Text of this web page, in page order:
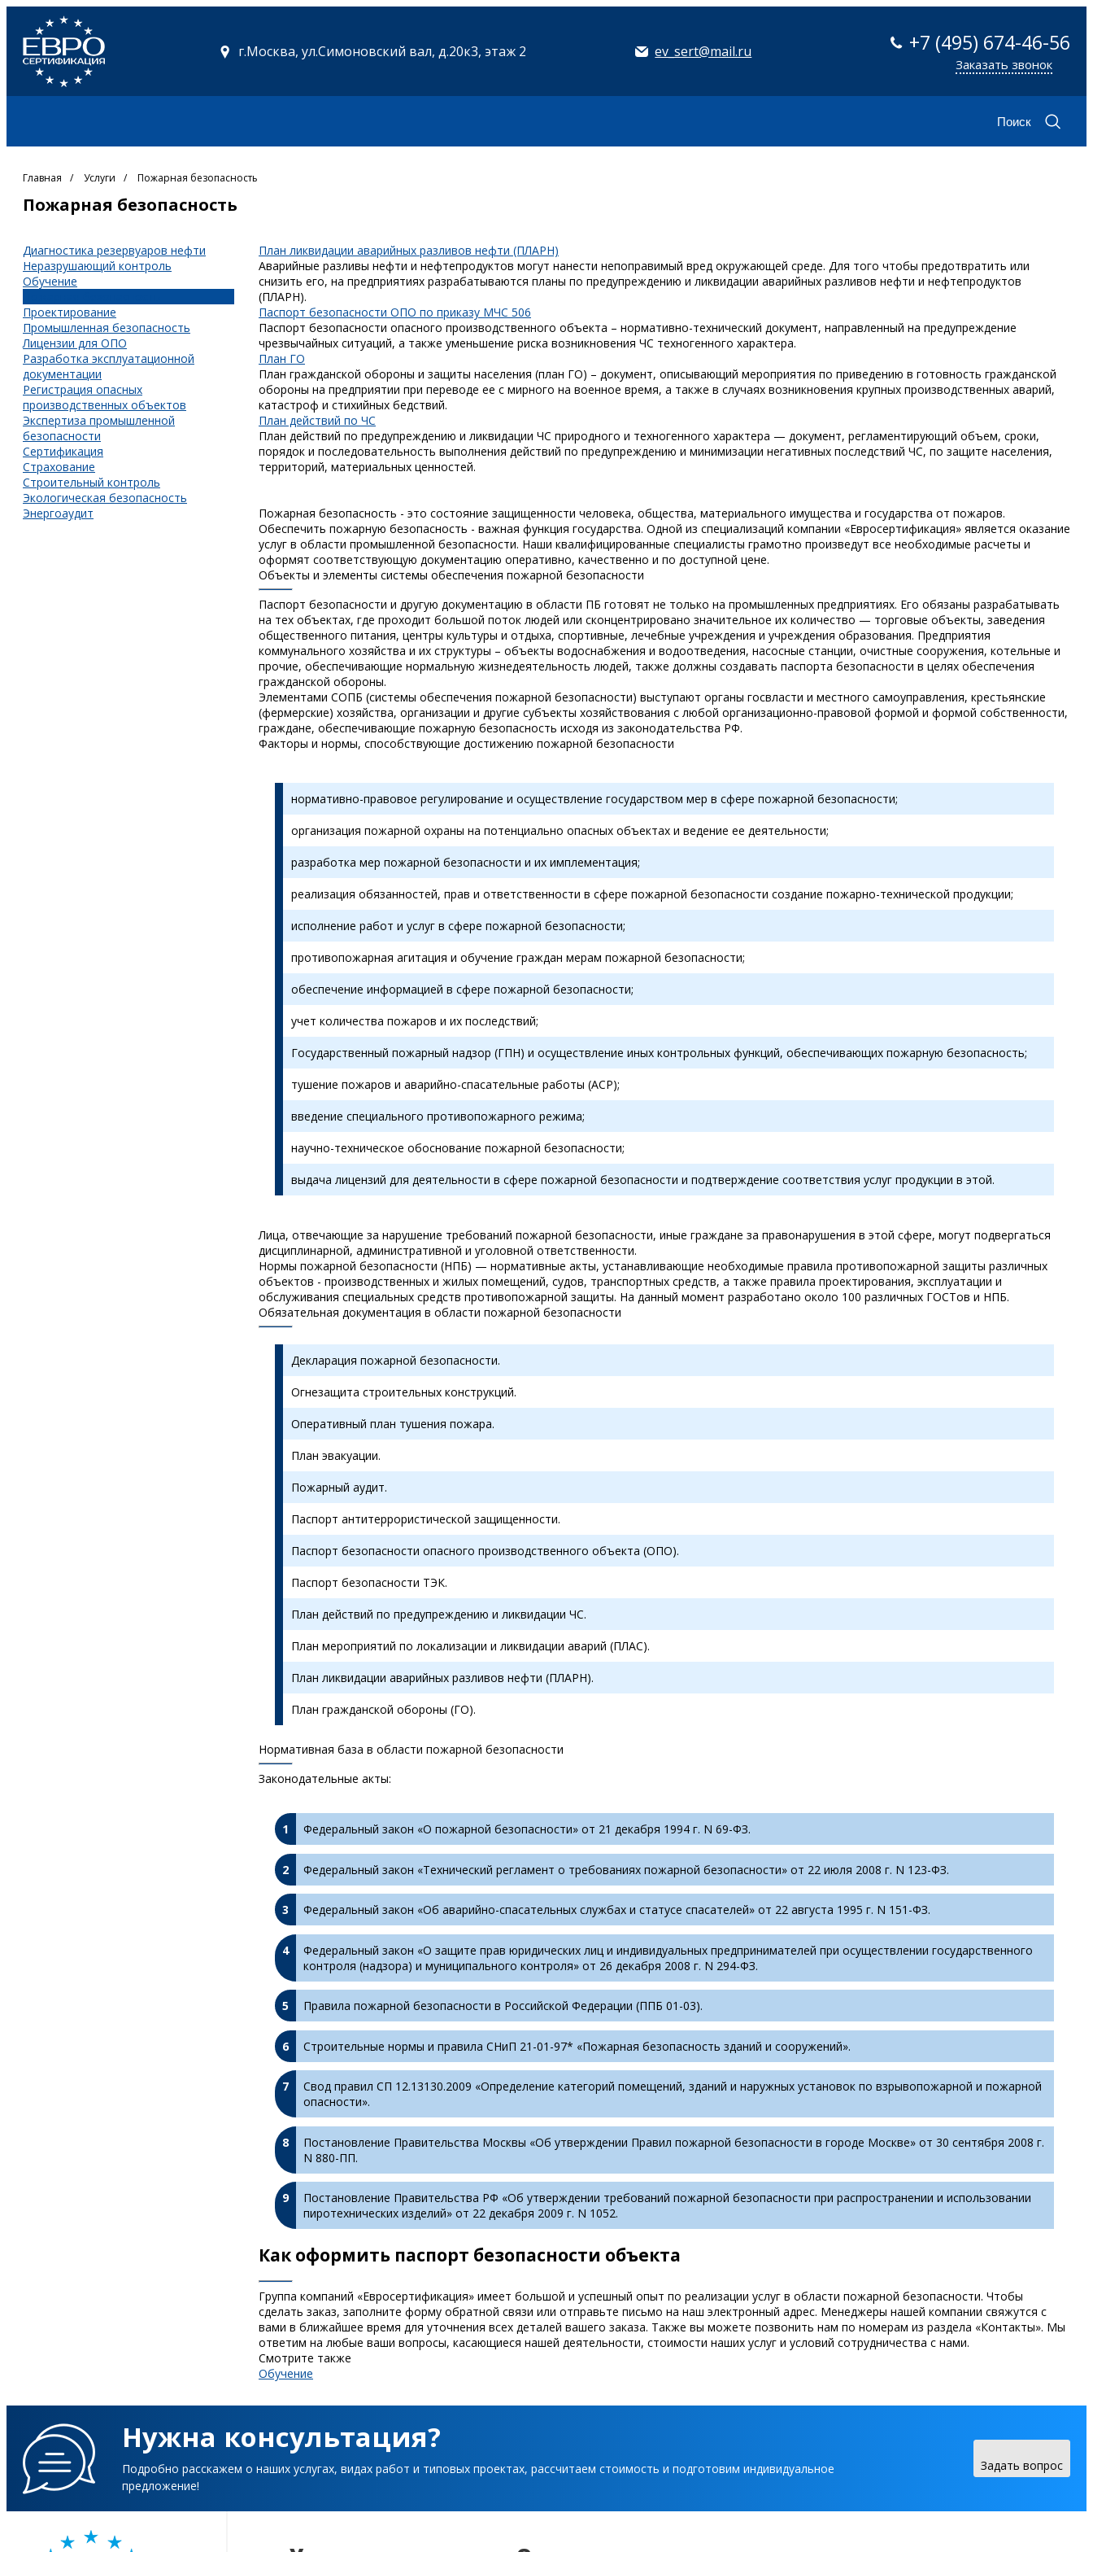
г.Москва, ул.Симоновский вал, д.20к3, этаж 2 ev_sert@mail.ru +7 (495) 674-46-56
Заказать звонок
Поиск
Главная / Услуги / Пожарная безопасность
Пожарная безопасность
Диагностика резервуаров нефти
Неразрушающий контроль
Обучение
Проектирование
Промышленная безопасность
Лицензии для ОПО
Разработка эксплуатационной
документации
Регистрация опасных
производственных объектов
Экспертиза промышленной
безопасности
Сертификация
Страхование
Строительный контроль
Экологическая безопасность
Энергоаудит
План ликвидации аварийных разливов нефти (ПЛАРН)
Аварийные разливы нефти и нефтепродуктов могут нанести непоправимый вред окружающей среде. Для того чтобы предотвратить или
снизить его, на предприятиях разрабатываются планы по предупреждению и ликвидации аварийных разливов нефти и нефтепродуктов
(ПЛАРН).
Паспорт безопасности ОПО по приказу МЧС 506
Паспорт безопасности опасного производственного объекта – нормативно-технический документ, направленный на предупреждение
чрезвычайных ситуаций, а также уменьшение риска возникновения ЧС техногенного характера.
План ГО
План гражданской обороны и защиты населения (план ГО) – документ, описывающий мероприятия по приведению в готовность гражданской
обороны на предприятии при переводе ее с мирного на военное время, а также в случаях возникновения крупных производственных аварий,
катастроф и стихийных бедствий.
План действий по ЧС
План действий по предупреждению и ликвидации ЧС природного и техногенного характера — документ, регламентирующий объем, сроки,
порядок и последовательность выполнения действий по предупреждению и минимизации негативных последствий ЧС, по защите населения,
территорий, материальных ценностей.
Пожарная безопасность - это состояние защищенности человека, общества, материального имущества и государства от пожаров.
Обеспечить пожарную безопасность - важная функция государства. Одной из специализаций компании «Евросертификация» является оказание
услуг в области промышленной безопасности. Наши квалифицированные специалисты грамотно произведут все необходимые расчеты и
оформят соответствующую документацию оперативно, качественно и по доступной цене.
Объекты и элементы системы обеспечения пожарной безопасности
Паспорт безопасности и другую документацию в области ПБ готовят не только на промышленных предприятиях. Его обязаны разрабатывать
на тех объектах, где проходит большой поток людей или сконцентрировано значительное их количество — торговые объекты, заведения
общественного питания, центры культуры и отдыха, спортивные, лечебные учреждения и учреждения образования. Предприятия
коммунального хозяйства и их структуры – объекты водоснабжения и водоотведения, насосные станции, очистные сооружения, котельные и
прочие, обеспечивающие нормальную жизнедеятельность людей, также должны создавать паспорта безопасности в целях обеспечения
гражданской обороны.
Элементами СОПБ (системы обеспечения пожарной безопасности) выступают органы госвласти и местного самоуправления, крестьянские
(фермерские) хозяйства, организации и другие субъекты хозяйствования с любой организационно-правовой формой и формой собственности,
граждане, обеспечивающие пожарную безопасность исходя из законодательства РФ.
Факторы и нормы, способствующие достижению пожарной безопасности
нормативно-правовое регулирование и осуществление государством мер в сфере пожарной безопасности;
организация пожарной охраны на потенциально опасных объектах и ведение ее деятельности;
разработка мер пожарной безопасности и их имплементация;
реализация обязанностей, прав и ответственности в сфере пожарной безопасности создание пожарно-технической продукции;
исполнение работ и услуг в сфере пожарной безопасности;
противопожарная агитация и обучение граждан мерам пожарной безопасности;
обеспечение информацией в сфере пожарной безопасности;
учет количества пожаров и их последствий;
Государственный пожарный надзор (ГПН) и осуществление иных контрольных функций, обеспечивающих пожарную безопасность;
тушение пожаров и аварийно-спасательные работы (АСР);
введение специального противопожарного режима;
научно-техническое обоснование пожарной безопасности;
выдача лицензий для деятельности в сфере пожарной безопасности и подтверждение соответствия услуг продукции в этой.
Лица, отвечающие за нарушение требований пожарной безопасности, иные граждане за правонарушения в этой сфере, могут подвергаться
дисциплинарной, административной и уголовной ответственности.
Нормы пожарной безопасности (НПБ) — нормативные акты, устанавливающие необходимые правила противопожарной защиты различных
объектов - производственных и жилых помещений, судов, транспортных средств, а также правила проектирования, эксплуатации и
обслуживания специальных средств противопожарной защиты. На данный момент разработано около 100 различных ГОСТов и НПБ.
Обязательная документация в области пожарной безопасности
Декларация пожарной безопасности.
Огнезащита строительных конструкций.
Оперативный план тушения пожара.
План эвакуации.
Пожарный аудит.
Паспорт антитеррористической защищенности.
Паспорт безопасности опасного производственного объекта (ОПО).
Паспорт безопасности ТЭК.
План действий по предупреждению и ликвидации ЧС.
План мероприятий по локализации и ликвидации аварий (ПЛАС).
План ликвидации аварийных разливов нефти (ПЛАРН).
План гражданской обороны (ГО).
Нормативная база в области пожарной безопасности
Законодательные акты:
Федеральный закон «О пожарной безопасности» от 21 декабря 1994 г. N 69-ФЗ.
Федеральный закон «Технический регламент о требованиях пожарной безопасности» от 22 июля 2008 г. N 123-ФЗ.
Федеральный закон «Об аварийно-спасательных службах и статусе спасателей» от 22 августа 1995 г. N 151-ФЗ.
Федеральный закон «О защите прав юридических лиц и индивидуальных предпринимателей при осуществлении государственного
контроля (надзора) и муниципального контроля» от 26 декабря 2008 г. N 294-ФЗ.
Правила пожарной безопасности в Российской Федерации (ППБ 01-03).
Строительные нормы и правила СНиП 21-01-97* «Пожарная безопасность зданий и сооружений».
Свод правил СП 12.13130.2009 «Определение категорий помещений, зданий и наружных установок по взрывопожарной и пожарной
опасности».
Постановление Правительства Москвы «Об утверждении Правил пожарной безопасности в городе Москве» от 30 сентября 2008 г.
N 880-ПП.
Постановление Правительства РФ «Об утверждении требований пожарной безопасности при распространении и использовании
пиротехнических изделий» от 22 декабря 2009 г. N 1052.
Как оформить паспорт безопасности объекта
Группа компаний «Евросертификация» имеет большой и успешный опыт по реализации услуг в области пожарной безопасности. Чтобы
сделать заказ, заполните форму обратной связи или отправьте письмо на наш электронный адрес. Менеджеры нашей компании свяжутся с
вами в ближайшее время для уточнения всех деталей вашего заказа. Также вы можете позвонить нам по номерам из раздела «Контакты». Мы
ответим на любые ваши вопросы, касающиеся нашей деятельности, стоимости наших услуг и условий сотрудничества с нами.
Смотрите также
Обучение
Нужна консультация?
Подробно расскажем о наших услугах, видах работ и типовых проектах, рассчитаем стоимость и подготовим индивидуальное
предложение!
Задать вопрос